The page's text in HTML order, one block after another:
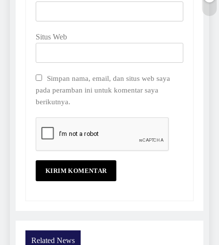
Situs Web
Simpan nama, email, dan situs web saya
pada peramban ini untuk komentar saya
berikutnya.
Related News